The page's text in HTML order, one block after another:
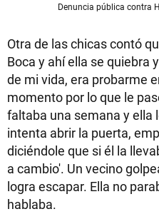
Denuncia pública contra
Otra de las chicas contó
Boca y ahí ella se quiebra
de mi vida, era probarme
momento por lo que le
faltaba una semana y ella
intenta abrir la puerta,
diciéndole que si él la
a cambio'. Un vecino
logra escapar. Ella no
hablaba.